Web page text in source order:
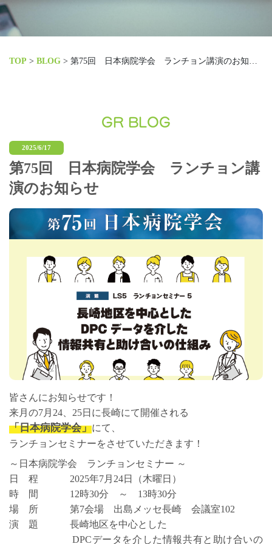
TOP > BLOG > 第75回 日本病院学会 ランチョン講演のお知らせ
GR BLOG
2025/6/17
第75回 日本病院学会 ランチョン講
演のお知らせ
皆さんにお知らせです！
来月の7月24、25日に長崎にて開催される
「日本病院学会」にて、
ランチョンセミナーをさせていただきます！
～日本病院学会 ランチョンセミナー ～
日 程 2025年7月24日（木曜日）
時 間 12時30分 ～ 13時30分
場 所 第7会場 出島メッセ長崎 会議室102
演 題 長崎地区を中心とした
DPCデータを介した情報共有と助け合いの